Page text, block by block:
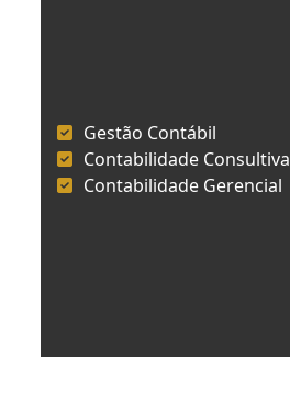
Gestão Contábil
Contabilidade Consultiva
Contabilidade Gerencial